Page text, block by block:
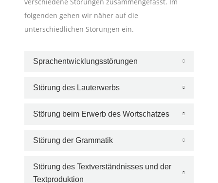
folgenden gehen wir näher auf die
unterschiedlichen Störungen ein.
Sprachentwicklungsstörungen
Störung des Lauterwerbs
Störung beim Erwerb des Wortschatzes
Störung der Grammatik
Störung des Textverständnisses und der
Textproduktion